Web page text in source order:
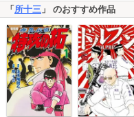
「所十三 」 のおすすめ作品